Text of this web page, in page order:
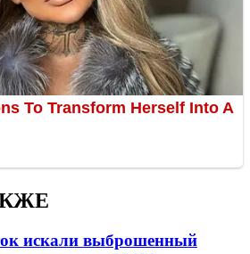
искали выброшенный